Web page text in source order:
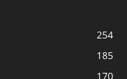
254
185
170